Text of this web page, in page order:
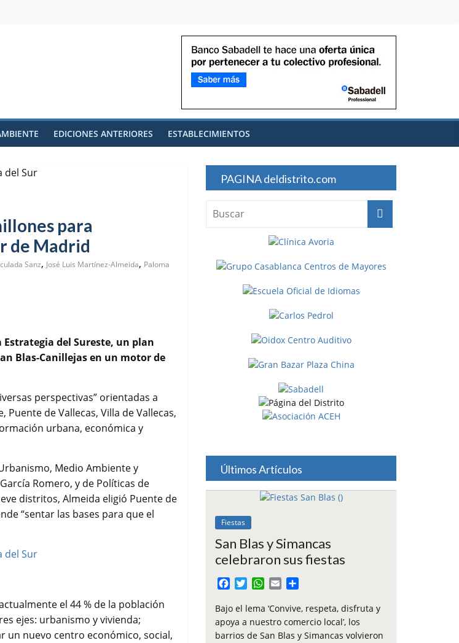
EDICIONES ANTERIORES ESTABLECIMIENTOS
para
de Madrid
Sanz, José Luis Martínez-Almeida, Paloma
del Sureste, un plan
Blas-Canillejas en un motor de
perspectivas” orientadas a
de Vallecas, Villa de Vallecas,
urbana, económica y
Medio Ambiente y
Romero, y de Políticas de
distritos, Almeida eligió Puente de
“sentar las bases para que el
el 44 % de la población
ejes: urbanismo y vivienda;
un nuevo centro económico, social,
PAGINA deldistrito.com
Últimos Artículos
Fiestas
San Blas y Simancas
celebraron sus fiestas
c
e
b
i
t
t
W
a
t
s
a
l
m
p
a
Bajo el lema ‘Convive, respeta, disfruta y
apoya a nuestro comercio local’, los
barrios de San Blas y Simancas volvieron